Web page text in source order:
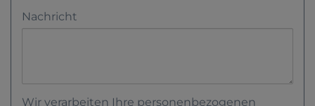
Nachricht
Wir verarbeiten Ihre personenbezogenen